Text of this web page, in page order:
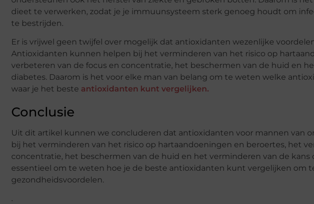
dieet te verwerken, zodat je je immuunsysteem sterk genoeg houdt om
te bestrijden.
Er is vrijwel geen twijfel over mogelijk dat antioxidanten wezenlijke
Antioxidanten kunnen helpen bij het verminderen van het risico op
verbeteren van de focus en concentratie, het beschermen van de huid en
diabetes. Daarom is het voor elke man van belang om te weten welke
waar je het beste antioxidanten kunt vergelijken.
Conclusie
Uit dit artikel kunnen we concluderen dat antioxidanten voor mannen van
bij het verminderen van het risico op hartaandoeningen en beroertes, het
concentratie, het beschermen van de huid en het verminderen van de kans
essentieel om te weten hoe je de beste antioxidanten kunt vergelijken om
gezondheidsvoordelen.
.